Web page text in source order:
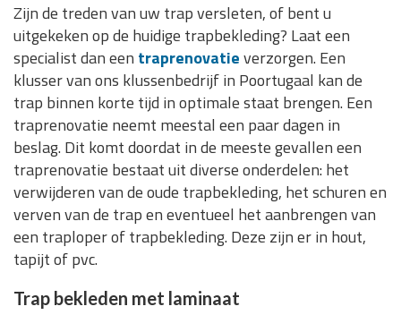
Zijn de treden van uw trap versleten, of bent u
uitgekeken op de huidige trapbekleding? Laat een
specialist dan een traprenovatieverzorgen. Een
klusser van ons klussenbedrijf in Poortugaal kan de
trap binnen korte tijd in optimale staat brengen. Een
traprenovatie neemt meestal een paar dagen in
beslag. Dit komt doordat in de meeste gevallen een
traprenovatie bestaat uit diverse onderdelen: het
verwijderen van de oude trapbekleding, het schuren en
verven van de trap en eventueel het aanbrengen van
een traploper of trapbekleding. Deze zijn er in hout,
tapijt of pvc.
Trap bekleden met laminaat